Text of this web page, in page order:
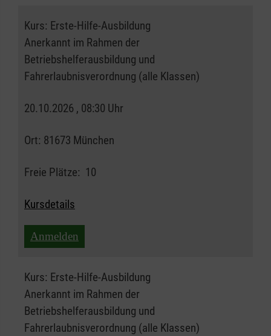
Kurs: Erste-Hilfe-Ausbildung
Anerkannt im Rahmen der
Betriebshelferausbildung und
Fahrerlaubnisverordnung (alle Klassen)
20.10.2026 , 08:30 Uhr
Ort: 81673 München
Freie Plätze: 10
Kursdetails
Anmelden
Kurs: Erste-Hilfe-Ausbildung
Anerkannt im Rahmen der
Betriebshelferausbildung und
Fahrerlaubnisverordnung (alle Klassen)